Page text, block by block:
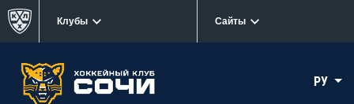
Клубы Сайты
РУ